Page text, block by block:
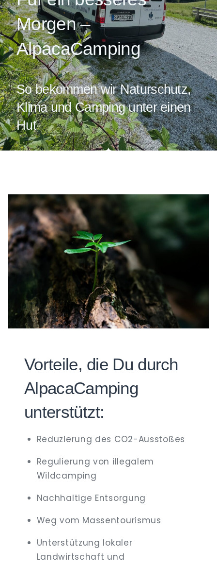
EXPAND
Morgen –
AlpacaCamping
So bekommen wir Naturschutz,
Klima und Camping unter einen
Hut
Vorteile, die Du durch
AlpacaCamping
unterstützt:
Reduzierung des CO2-Ausstoßes
Regulierung von illegalem
Wildcamping
Nachhaltige Entsorgung
Weg vom Massentourismus
Unterstützung lokaler
Landwirtschaft und